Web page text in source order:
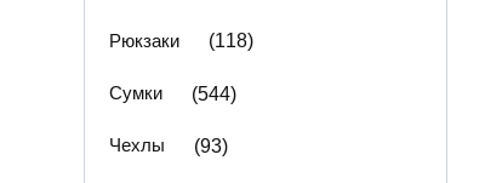
Рюкзаки (118)
Сумки (544)
Чехлы (93)